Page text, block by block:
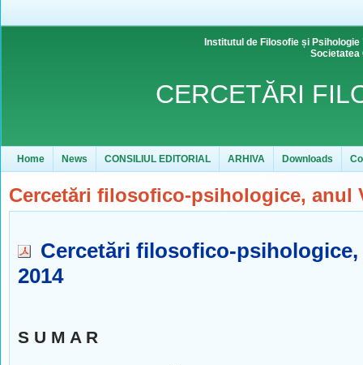
Institutul de Filosofie și
Societatea
CERCETĂRI
Home News CONSILIUL EDITORIAL ARHIVA Downloads
Cercetări filosofico-psihologice, anul
Cercetări filosofico-psihologice,
2014
S U M A R